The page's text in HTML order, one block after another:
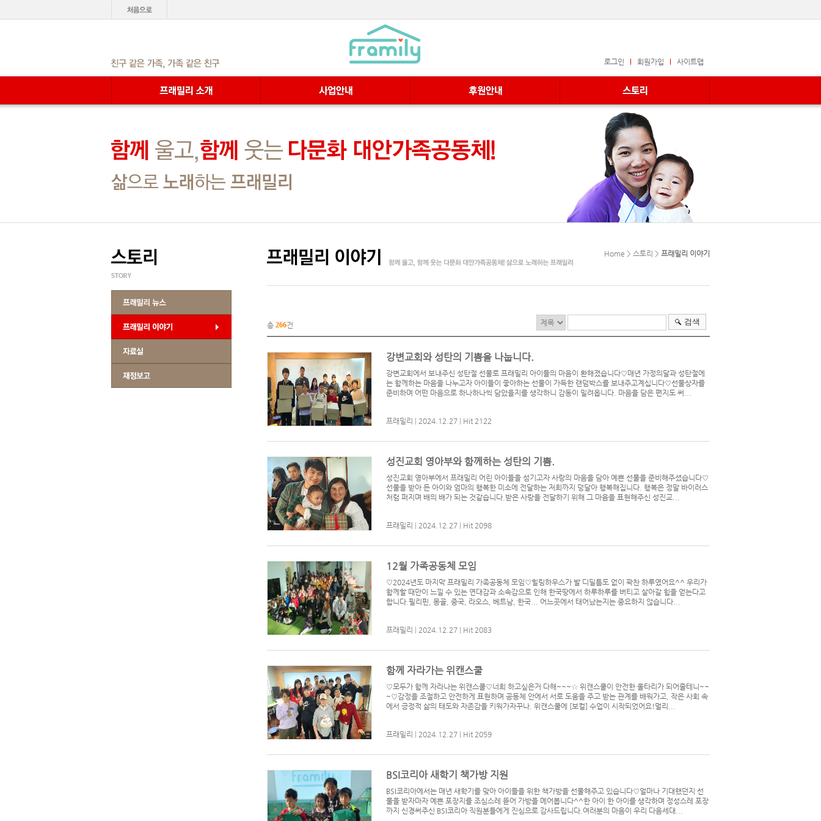
로그인 회원가입 사이트맵
Home > 스토리 > 프래밀리 이야기
총 266건 검색
강변교회와 성탄의 기쁨을 나눕니다.
강변교회에서 보내주신 성탄절 선물로 프래밀리 아이들의 마음이 환해졌습니다♡ ​ 매년 가정의달과 성탄절에
는 함께하는 마음을 나누고자 아이들이 좋아하는 선물이 가득한 랜덤박스를 보내주고계십니다♡ ​ 선물상자를
준비하며 어떤 마음으로 하나하나씩 담았을지를 생각하니 감동이 밀려옵니다. 마음을 담은 편지도 써...
프래밀리 2024.12.27 Hit 2122
성진교회 영아부와 함께하는 성탄의 기쁨.
성진교회 영아부에서 프래밀리 어린 아이들을 섬기고자 사랑의 마음을 담아 예쁜 선물을 준비해주셨습니다♡ ​
선물을 받아 든 아이와 엄마의 행복한 미소에 전달하는 저희까지 덩달아 행복해집니다. 행복은 정말 바이러스
처럼 퍼지며 배의 배가 되는 것같습니다. ​ 받은 사랑을 전달하기 위해 그 마음을 표현해주신 성진교...
프래밀리 2024.12.27 Hit 2098
12월 가족공동체 모임
♡2024년도 마지막 프래밀리 가족공동체 모임♡ ​ 힐링하우스가 발 디딜틈도 없이 꽉찬 하루였어요^^ 우리가
함께할 때만이 느낄 수 있는 연대감과 소속감으로 인해 한국땅에서 하루하루를 버티고 살아갈 힘을 얻는다고
합니다. ​ 필리핀, 몽골, 중국, 라오스, 베트남, 한국... 어느곳에서 태어났는지는 중요하지 않습니다...
프래밀리 2024.12.27 Hit 2083
함께 자라가는 위캔스쿨
♡모두가 함께 자라나는 위캔스쿨♡ ​ 너희 하고싶은거 다해~~~☆ 위캔스쿨이 안전한 울타리가 되어줄테니~~
~♡ ​ 감정을 조절하고 안전하게 표현하며 공동체 안에서 서로 도움을 주고 받는 관계를 배워가고, 작은 사회 속
에서 긍정적 삶의 태도와 자존감을 키워가자꾸나. 위캔스쿨에 [보컬] 수업이 시작되었어요! ​ 멀리...
프래밀리 2024.12.27 Hit 2059
BSI코리아 새학기 책가방 지원
BSI코리아에서는 매년 새학기를 맞아 아이들을 위한 책가방을 선물해주고 있습니다♡ ​ 얼마나 기대했던지 선
물을 받자마자 예쁜 포장지를 조심스레 뜯어 가방을 메어봅니다^^ ​ 한 아이 한 아이를 생각하며 정성스레 포장
까지 신경써주신 BSI코리아 직원분들에게 진심으로 감사드립니다. ​ 여러분의 마음이 우리 다음세대...